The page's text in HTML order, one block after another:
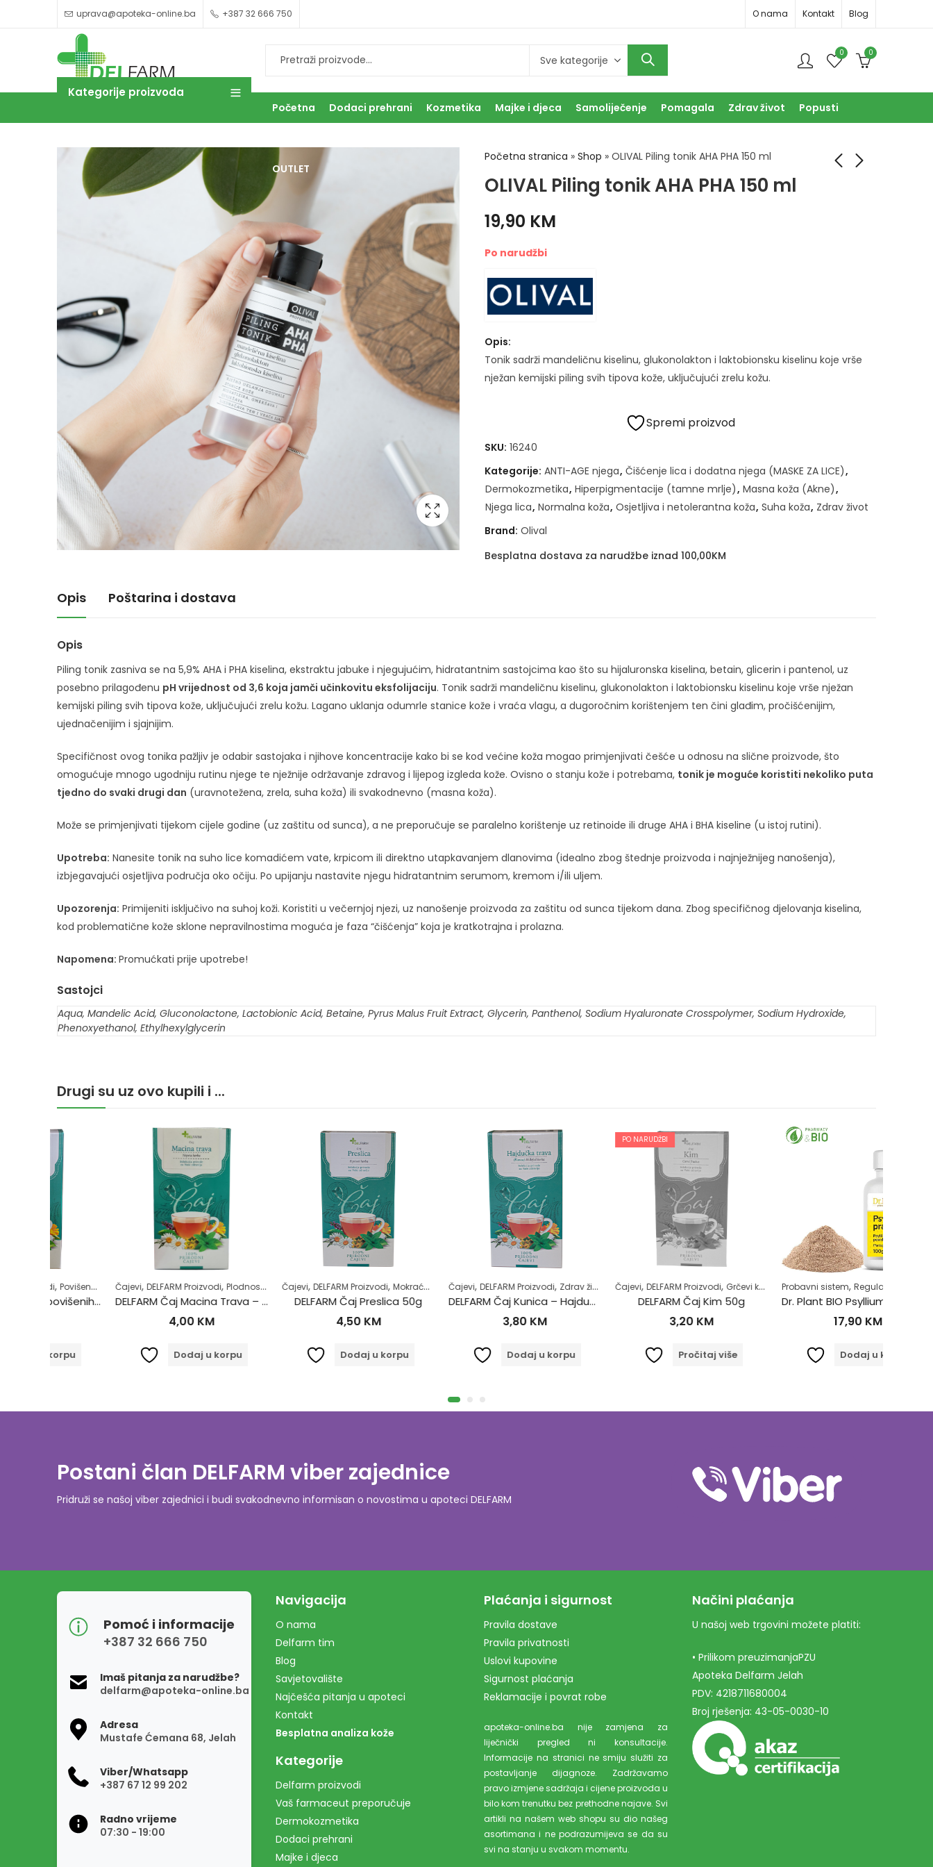
uprava@apoteka-online.ba +387 32 666 750 O nama Kontakt Blog
0 0
Kategorije proizvoda
Početna Dodaci prehrani Kozmetika Majke i djeca Samoliječenje Pomagala Zdrav život Popusti
OUTLET
Početna stranica » Shop » OLIVAL Piling tonik AHA PHA 150 ml
OLIVAL Piling tonik AHA PHA 150 ml
19,90 KM
Po narudžbi
Opis:
Tonik sadrži mandeličnu kiselinu, glukonolakton i laktobionsku kiselinu koje vrše
nježan kemijski piling svih tipova kože, uključujući zrelu kožu.
Spremi proizvod
SKU: 16240
Kategorije: ANTI-AGE njega, Čišćenje lica i dodatna njega (MASKE ZA LICE),
Dermokozmetika, Hiperpigmentacije (tamne mrlje), Masna koža (Akne),
Njega lica, Normalna koža, Osjetljiva i netolerantna koža, Suha koža, Zdrav život
Brand: Olival
Besplatna dostava za narudžbe iznad 100,00KM
Opis Poštarina i dostava
Opis
Piling tonik zasniva se na 5,9% AHA i PHA kiselina, ekstraktu jabuke i njegujućim, hidratantnim sastojcima kao što su hijaluronska kiselina, betain, glicerin i pantenol, uz
posebno prilagođenu pH vrijednost od 3,6 koja jamči učinkovitu eksfolijaciju. Tonik sadrži mandeličnu kiselinu, glukonolakton i laktobionsku kiselinu koje vrše nježan
kemijski piling svih tipova kože, uključujući zrelu kožu. Lagano uklanja odumrle stanice kože i vraća vlagu, a dugoročnim korištenjem ten čini glađim, pročišćenijim,
ujednačenijim i sjajnijim.
Specifičnost ovog tonika pažljiv je odabir sastojaka i njihove koncentracije kako bi se kod većine koža mogao primjenjivati češće u odnosu na slične proizvode, što
omogućuje mnogo ugodniju rutinu njege te nježnije održavanje zdravog i lijepog izgleda kože. Ovisno o stanju kože i potrebama, tonik je moguće koristiti nekoliko puta
tjedno do svaki drugi dan (uravnotežena, zrela, suha koža) ili svakodnevno (masna koža).
Može se primjenjivati tijekom cijele godine (uz zaštitu od sunca), a ne preporučuje se paralelno korištenje uz retinoide ili druge AHA i BHA kiseline (u istoj rutini).
Upotreba: Nanesite tonik na suho lice komadićem vate, krpicom ili direktno utapkavanjem dlanovima (idealno zbog štednje proizvoda i najnježnijeg nanošenja),
izbjegavajući osjetljiva područja oko očiju. Po upijanju nastavite njegu hidratantnim serumom, kremom i/ili uljem.
Upozorenja: Primijeniti isključivo na suhoj koži. Koristiti u večernjoj njezi, uz nanošenje proizvoda za zaštitu od sunca tijekom dana. Zbog specifičnog djelovanja kiselina,
kod problematične kože sklone nepravilnostima moguća je faza “čišćenja” koja je kratkotrajna i prolazna.
Napomena: Promućkati prije upotrebe!
Sastojci
Aqua, Mandelic Acid, Gluconolactone, Lactobionic Acid, Betaine, Pyrus Malus Fruit Extract, Glycerin, Panthenol, Sodium Hyaluronate Crosspolymer, Sodium Hydroxide,
Phenoxyethanol, Ethylhexylglycerin
Drugi su uz ovo kupili i ...
Samoliječenje,Zdrav život
Čajevi,DELFARM Proizvodi,Plodnost ,Samoliječenje Zdrav život
DELFARM Čaj Macina Trava – Očajnica 50g
Dodaj u korpu
Čajevi,DELFARM Proizvodi,Mokraćni sistem ,Samoliječenje,Zdrav život
DELFARM Čaj Preslica 50g
Dodaj u korpu
Čajevi,DELFARM Proizvodi,Zdrav život
DELFARM Čaj Kunica – Hajdučka trava 50g
Dodaj u korpu
Čajevi,DELFARM Proizvodi,Grčevi kod beba ,Majke i djeca,Zdrav život
DELFARM Čaj Kim 50g
Pročitaj više
Probavni sistem,Regulacija stolice-zatvor
Dr. Plant BIO Psyllium ljuspice u prahu (Plantago ovata)100g
Dodaj u korpu
Postani član DELFARM viber zajednice
Pridruži se našoj viber zajednici i budi svakodnevno informisan o novostima u apoteci DELFARM
Pomoć i informacije
+387 32 666 750
Imaš pitanja za narudžbe?
delfarm@apoteka-online.ba
Adresa
Mustafe Ćemana 68, Jelah
Viber/Whatsapp
+387 67 12 99 202
Radno vrijeme
07:30 - 19:00
Navigacija
O nama
Delfarm tim
Blog
Savjetovalište
Najčešća pitanja u apoteci
Kontakt
Besplatna analiza kože
Kategorije
Delfarm proizvodi
Vaš farmaceut preporučuje
Dermokozmetika
Dodaci prehrani
Majke i djeca
Plaćanja i sigurnost
Pravila dostave
Pravila privatnosti
Uslovi kupovine
Sigurnost plaćanja
Reklamacije i povrat robe
apoteka-online.ba nije zamjena za
liječnički pregled ni konsultacije.
Informacije na stranici ne smiju služiti za
postavljanje dijagnoze. Zadržavamo
pravo izmjene sadržaja i cijene proizvoda u
bilo kom trenutku bez prethodne najave. Svi
artikli na našem web shopu su dio našeg
asortimana i ne podrazumijeva se da su
svi na stanju u svakom momentu.
Načini plaćanja
U našoj web trgovini možete platiti:
• Prilikom preuzimanjaPZU
Apoteka Delfarm Jelah
PDV: 4218711680004
Broj rješenja: 43-05-0030-10